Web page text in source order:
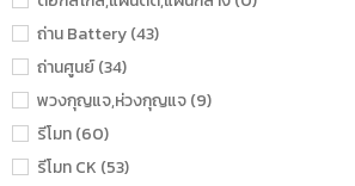
ถ่าน Battery (43)
ถ่านศูนย์ (34)
พวงกุญแจ,ห่วงกุญแจ (9)
รีโมท (60)
รีโมท CK (53)